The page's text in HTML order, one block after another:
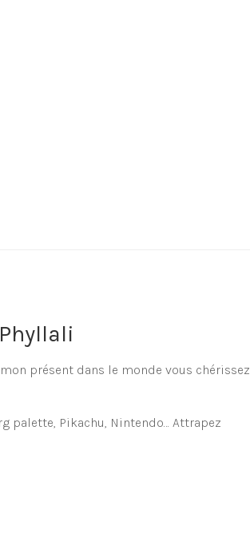
présent dans le monde vous chérissez
palette, Pikachu, Nintendo… Attrapez